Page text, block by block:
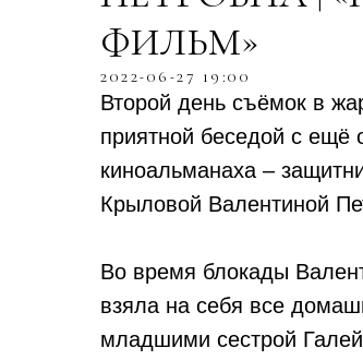
ФИЛЬМ»
2022-06-27 19:00
Второй день съёмок в
приятной беседой с ещё
киноальманаха –
Крыловой Валентиной
Во время блокады
взяла на себя все
младшими сестрой